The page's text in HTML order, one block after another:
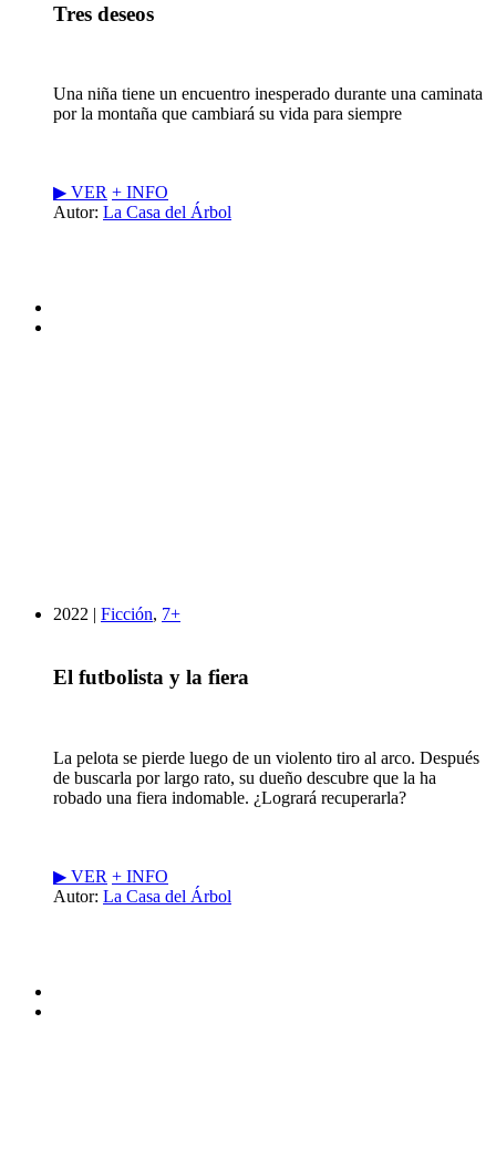
Tres deseos
Una niña tiene un encuentro inesperado durante una caminata
por la montaña que cambiará su vida para siempre
▶︎ VER + INFO
Autor: La Casa del Árbol
2022 | Ficción, 7+
El futbolista y la fiera
La pelota se pierde luego de un violento tiro al arco. Después
de buscarla por largo rato, su dueño descubre que la ha
robado una fiera indomable. ¿Logrará recuperarla?
▶︎ VER + INFO
Autor: La Casa del Árbol